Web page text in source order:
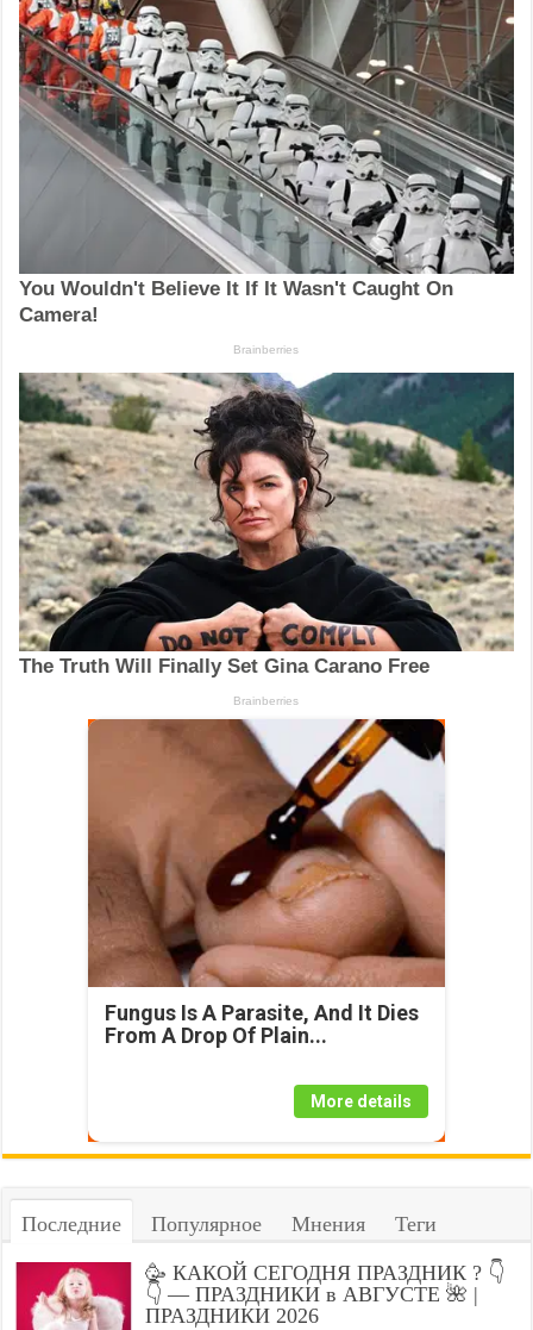
Fungus Is A Parasite, And It Dies
From A Drop Of Plain...
More details
Последние Популярное Мнения Теги
🥳 КАКОЙ СЕГОДНЯ ПРАЗДНИК ? 👇
👇 — ПРАЗДНИКИ в АВГУСТЕ 🌺 |
ПРАЗДНИКИ 2026